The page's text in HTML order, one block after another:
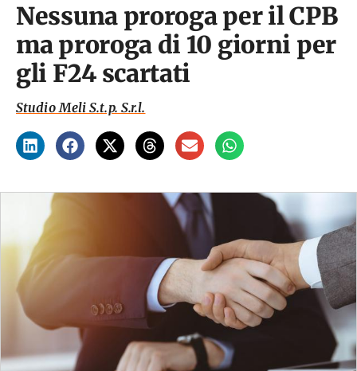
Nessuna proroga per il CPB
ma proroga di 10 giorni per
gli F24 scartati
Studio Meli S.t.p. S.r.l.